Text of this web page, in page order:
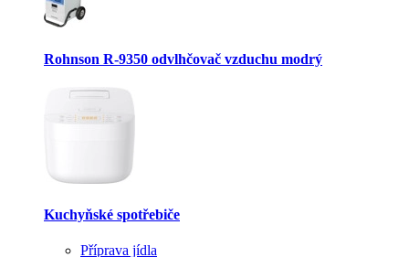
Rohnson R-9350 odvlhčovač vzduchu modrý
Kuchyňské spotřebiče
Příprava jídla